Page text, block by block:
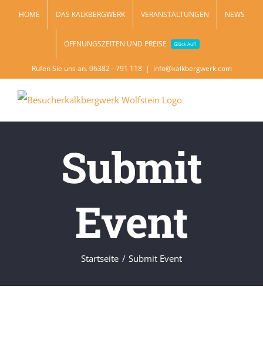
HOME DAS KALKBERGWERK VERANSTALTUNGEN NEWS
ÖFFNUNGSZEITEN UND PREISE Glück Auf!
Rufen Sie uns an. 06382 - 791 118 | info@kalkbergwerk.com
Submit
Event
Startseite Submit Event